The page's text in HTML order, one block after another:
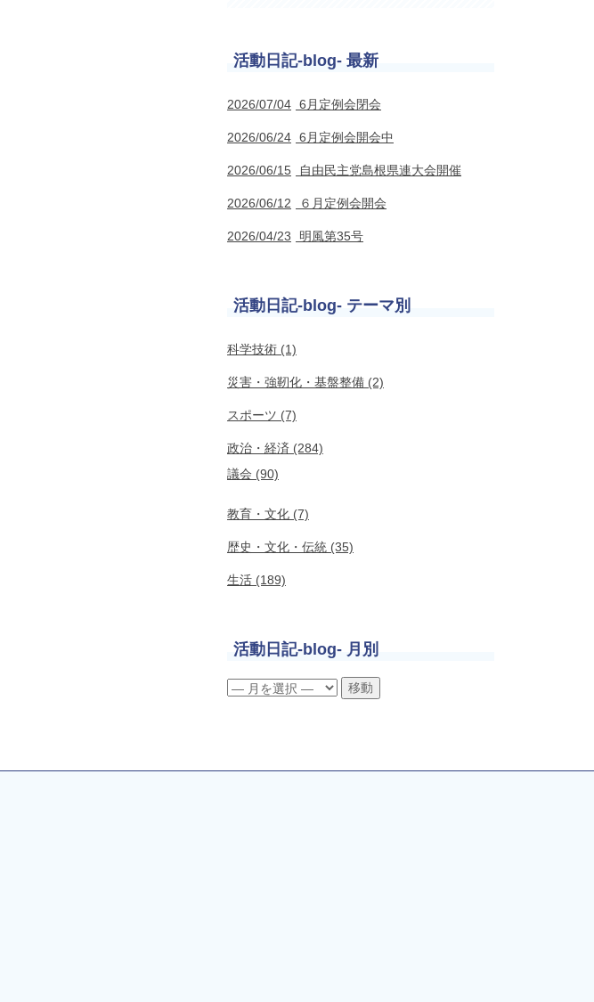
活動日記-blog- 最新
2026/07/04 6月定例会閉会
2026/06/24 6月定例会開会中
2026/06/15 自由民主党島根県連大会開催
2026/06/12 ６月定例会開会
2026/04/23 明風第35号
活動日記-blog- テーマ別
科学技術 (1)
災害・強靭化・基盤整備 (2)
スポーツ (7)
政治・経済 (284)
議会 (90)
教育・文化 (7)
歴史・文化・伝統 (35)
生活 (189)
活動日記-blog- 月別